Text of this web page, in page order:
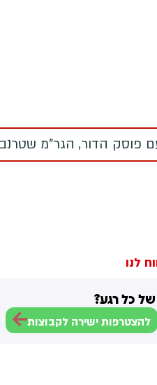
פוסק הדור, הגר"מ
לנו
כל רגע?
להצטרפות ישירה לקבוצות